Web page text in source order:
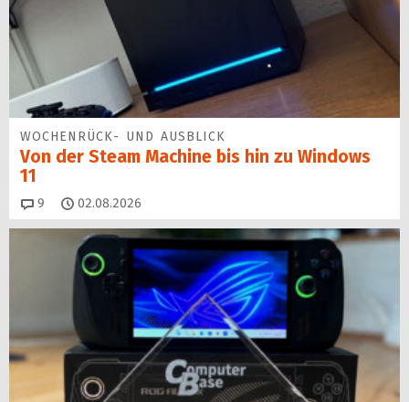
WOCHENRÜCK- UND AUSBLICK
Von der Steam Machine bis hin zu Windows
11
9 Kommentare
02.08.2026